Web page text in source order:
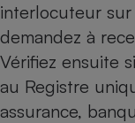
interlocuteur
demandez à
Vérifiez ensuite
au Registre
assurance,